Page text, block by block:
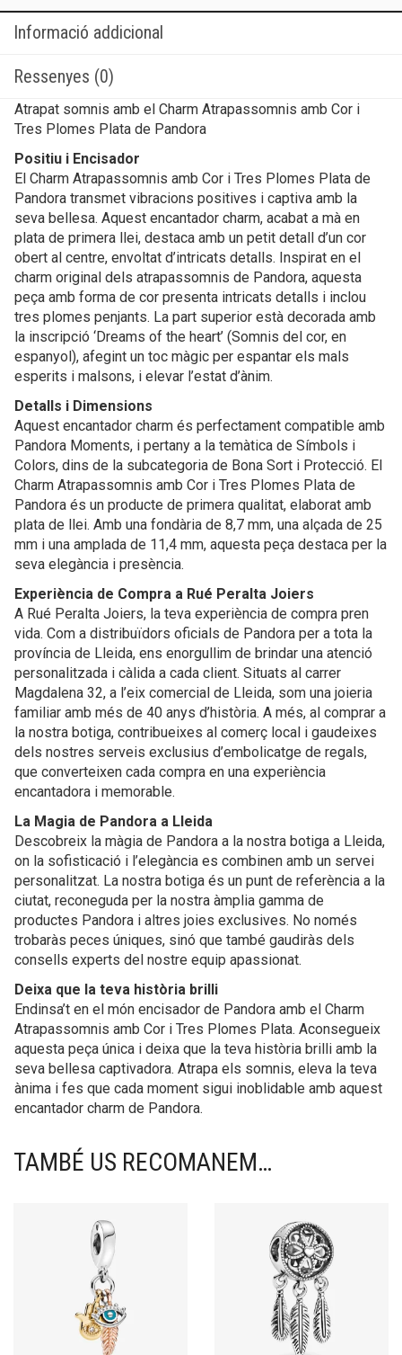
Informació addicional
Ressenyes (0)
Atrapat somnis amb el Charm Atrapassomnis amb Cor i
Tres Plomes Plata de Pandora
Positiu i Encisador
El Charm Atrapassomnis amb Cor i Tres Plomes Plata de
Pandora transmet vibracions positives i captiva amb la
seva bellesa. Aquest encantador charm, acabat a mà en
plata de primera llei, destaca amb un petit detall d’un cor
obert al centre, envoltat d’intricats detalls. Inspirat en el
charm original dels atrapassomnis de Pandora, aquesta
peça amb forma de cor presenta intricats detalls i inclou
tres plomes penjants. La part superior està decorada amb
la inscripció ‘Dreams of the heart’ (Somnis del cor, en
espanyol), afegint un toc màgic per espantar els mals
esperits i malsons, i elevar l’estat d’ànim.
Detalls i Dimensions
Aquest encantador charm és perfectament compatible amb
Pandora Moments, i pertany a la temàtica de Símbols i
Colors, dins de la subcategoria de Bona Sort i Protecció. El
Charm Atrapassomnis amb Cor i Tres Plomes Plata de
Pandora és un producte de primera qualitat, elaborat amb
plata de llei. Amb una fondària de 8,7 mm, una alçada de 25
mm i una amplada de 11,4 mm, aquesta peça destaca per la
seva elegància i presència.
Experiència de Compra a Rué Peralta Joiers
A Rué Peralta Joiers, la teva experiència de compra pren
vida. Com a distribuïdors oficials de Pandora per a tota la
província de Lleida, ens enorgullim de brindar una atenció
personalitzada i càlida a cada client. Situats al carrer
Magdalena 32, a l’eix comercial de Lleida, som una joieria
familiar amb més de 40 anys d’història. A més, al comprar a
la nostra botiga, contribueixes al comerç local i gaudeixes
dels nostres serveis exclusius d’embolicatge de regals,
que converteixen cada compra en una experiència
encantadora i memorable.
La Magia de Pandora a Lleida
Descobreix la màgia de Pandora a la nostra botiga a Lleida,
on la sofisticació i l’elegància es combinen amb un servei
personalitzat. La nostra botiga és un punt de referència a la
ciutat, reconeguda per la nostra àmplia gamma de
productes Pandora i altres joies exclusives. No només
trobaràs peces úniques, sinó que també gaudiràs dels
consells experts del nostre equip apassionat.
Deixa que la teva història brilli
Endinsa’t en el món encisador de Pandora amb el Charm
Atrapassomnis amb Cor i Tres Plomes Plata. Aconsegueix
aquesta peça única i deixa que la teva història brilli amb la
seva bellesa captivadora. Atrapa els somnis, eleva la teva
ànima i fes que cada moment sigui inoblidable amb aquest
encantador charm de Pandora.
TAMBÉ US RECOMANEM…